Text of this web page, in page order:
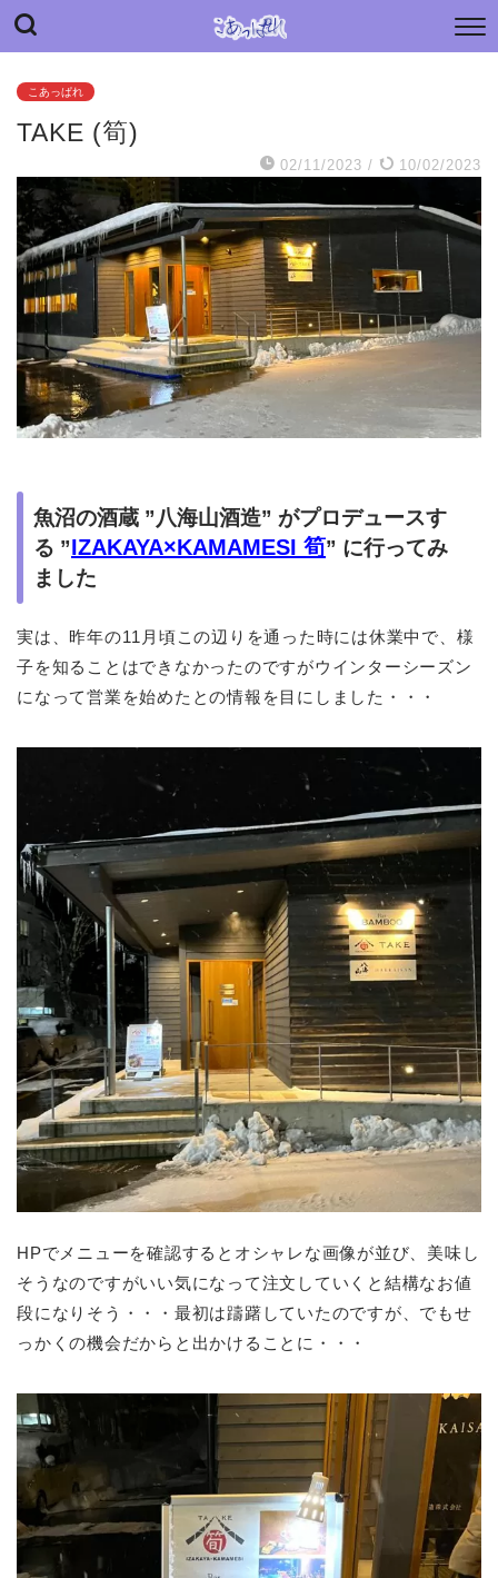
“こあっぱれ” blog
こあっぱれ
TAKE (筍)
02/11/2023 / 10/02/2023
魚沼の酒蔵 ”八海山酒造” がプロデュースす
る ”IZAKAYA×KAMAMESI 筍” に行ってみ
ました
実は、昨年の11月頃この辺りを通った時には休業中で、様
子を知ることはできなかったのですがウインターシーズン
になって営業を始めたとの情報を目にしました・・・
HPでメニューを確認するとオシャレな画像が並び、美味し
そうなのですがいい気になって注文していくと結構なお値
段になりそう・・・最初は躊躇していたのですが、でもせ
っかくの機会だからと出かけることに・・・